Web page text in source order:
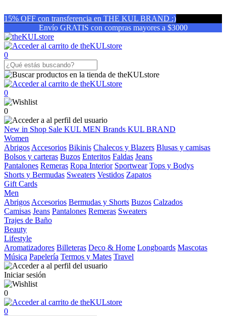
15% OFF con transferencia en THE KUL BRAND :)
Envío GRATIS con compras mayores a $3000
0
0
0
New in Shop Sale KUL MEN Brands KUL BRAND
Women
Abrigos Accesorios Bikinis Chalecos y Blazers Blusas y camisas
Bolsos y carteras Buzos Enteritos Faldas Jeans
Pantalones Remeras Ropa Interior Sportwear Tops y Bodys
Shorts y Bermudas Sweaters Vestidos Zapatos
Gift Cards
Men
Abrigos Accesorios Bermudas y Shorts Buzos Calzados
Camisas Jeans Pantalones Remeras Sweaters
Trajes de Baño
Beauty
Lifestyle
Aromatizadores Billeteras Deco & Home Longboards Mascotas
Música Papelería Termos y Mates Travel
Iniciar sesión
0
0